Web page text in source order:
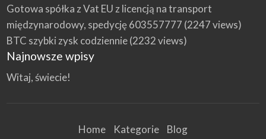
Gotowa spółka z Vat EU z licencją na transport
międzynarodowy, spedycję 603557777 (2247 views)
BTC szybki zysk codziennie(2232 views)
Najnowsze wpisy
Witaj, świecie!
Home Kategorie Blog